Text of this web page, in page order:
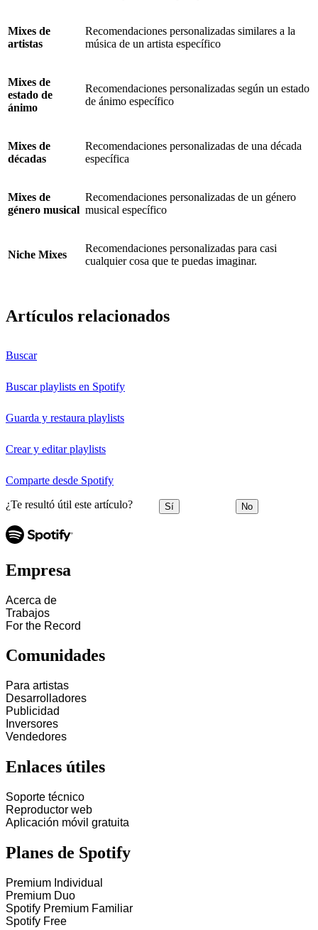
Mixes de
artistas
Recomendaciones personalizadas similares a la
música de un artista específico
Mixes de
estado de
ánimo
Recomendaciones personalizadas según un estado
de ánimo específico
Mixes de
décadas
Recomendaciones personalizadas de una década
específica
Mixes de
género musical
Recomendaciones personalizadas de un género
musical específico
Niche Mixes
Recomendaciones personalizadas para casi
cualquier cosa que te puedas imaginar.
Artículos relacionados
Buscar
Buscar playlists en Spotify
Guarda y restaura playlists
Crear y editar playlists
Comparte desde Spotify
¿Te resultó útil este artículo? Sí No
Empresa
Acerca de
Trabajos
For the Record
Comunidades
Para artistas
Desarrolladores
Publicidad
Inversores
Vendedores
Enlaces útiles
Soporte técnico
Reproductor web
Aplicación móvil gratuita
Planes de Spotify
Premium Individual
Premium Duo
Spotify Premium Familiar
Spotify Free